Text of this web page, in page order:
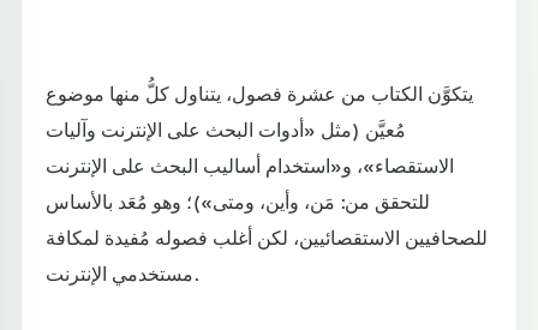
يتكوَّن الكتاب من عشرة فصول، يتناول كلُّ منها موضوع
مُعيَّن (مثل «أدوات البحث على الإنترنت وآليات
الاستقصاء»، و«استخدام أساليب البحث على الإنترنت
للتحقق من: مَن، وأين، ومتى»)؛ وهو مُعَد بالأساس
للصحافيين الاستقصائيين، لكن أغلب فصوله مُفيدة لمكافة
مستخدمي الإنترنت.